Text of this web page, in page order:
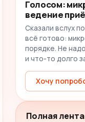
Голосом:
ведение
Сказали вслух
всё готово:
порядке. Не
и что-то долго
Хочу
Полная